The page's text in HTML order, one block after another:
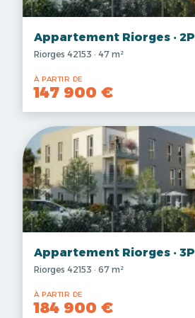
Appartement Riorges · 2P
Riorges 42153 · 47 m²
À PARTIR DE
147 900 €
Appartement Riorges · 3P
Riorges 42153 · 67 m²
À PARTIR DE
184 900 €